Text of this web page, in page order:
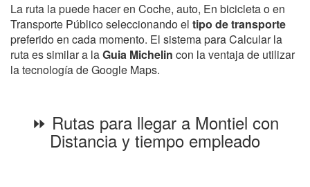
La ruta la puede hacer en Coche, auto, En bicicleta o en
Transporte Público seleccionando el tipo de transporte
preferido en cada momento. El sistema para Calcular la
ruta es similar a laGuia Michelin con la ventaja de utilizar
la tecnología de Google Maps.
⏩ Rutas para llegar a Montiel con
Distancia y tiempo empleado